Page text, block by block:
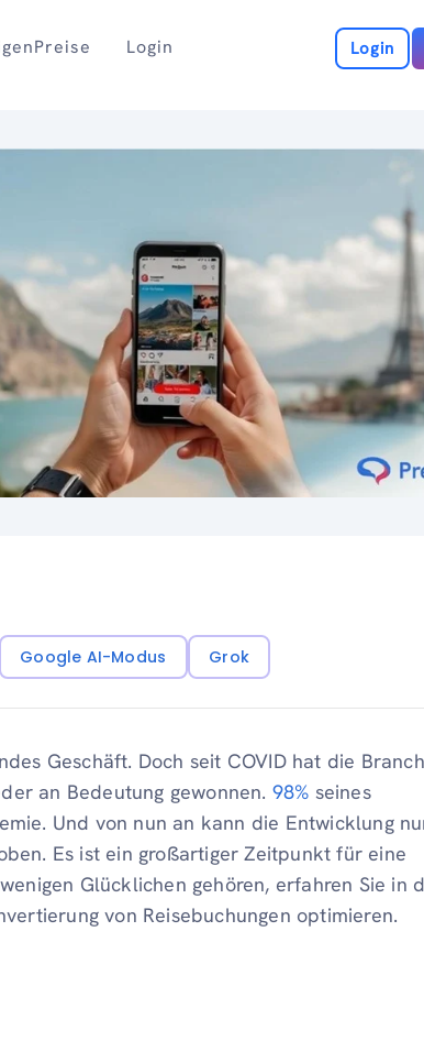
Login Login
Google AI-Modus Grok
Geschäft. Doch seit COVID hat die
an Bedeutung gewonnen. 98% seines
Und von nun an kann die Entwicklung
Es ist ein großartiger Zeitpunkt für eine
Glücklichen gehören, erfahren Sie in
von Reisebuchungen optimieren.